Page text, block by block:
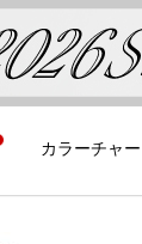
カラーチャー